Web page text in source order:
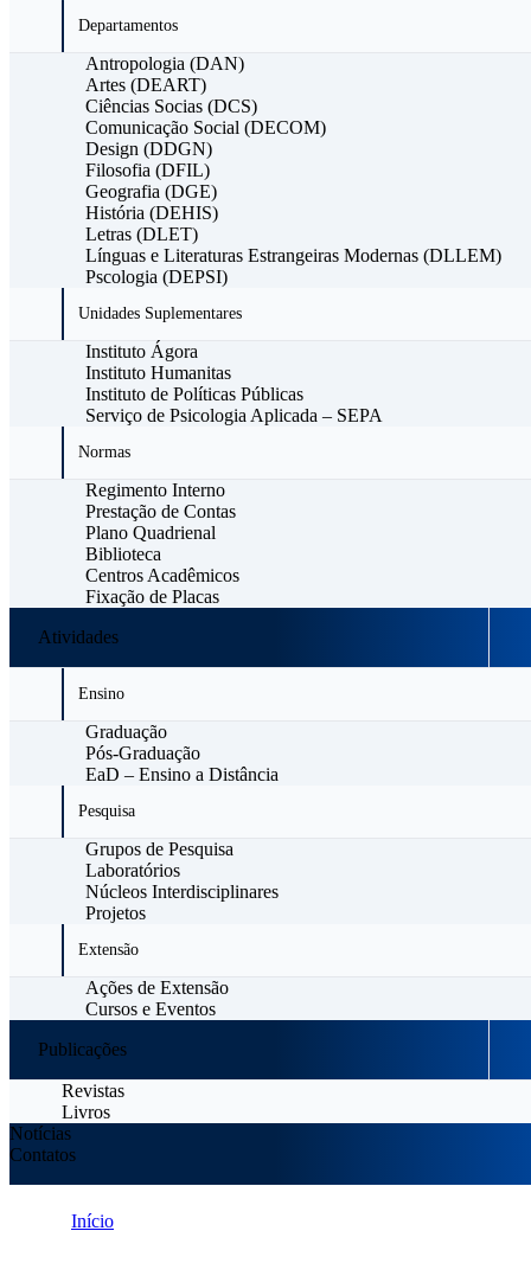
Departamentos
Antropologia (DAN)
Artes (DEART)
Ciências Socias (DCS)
Comunicação Social (DECOM)
Design (DDGN)
Filosofia (DFIL)
Geografia (DGE)
História (DEHIS)
Letras (DLET)
Línguas e Literaturas Estrangeiras Modernas (DLLEM)
Pscologia (DEPSI)
Unidades Suplementares
Instituto Ágora
Instituto Humanitas
Instituto de Políticas Públicas
Serviço de Psicologia Aplicada – SEPA
Normas
Regimento Interno
Prestação de Contas
Plano Quadrienal
Biblioteca
Centros Acadêmicos
Fixação de Placas
Atividades
Ensino
Graduação
Pós-Graduação
EaD – Ensino a Distância
Pesquisa
Grupos de Pesquisa
Laboratórios
Núcleos Interdisciplinares
Projetos
Extensão
Ações de Extensão
Cursos e Eventos
Publicações
Revistas
Livros
Notícias
Contatos
Início